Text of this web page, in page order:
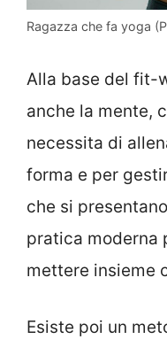
Ragazza che fa yoga
Alla base del fit-
anche la mente,
necessita di
forma e per
che si
pratica moderna
mettere insieme
Esiste poi un